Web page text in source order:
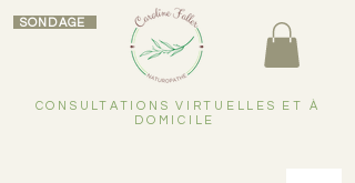
CONSULTATIONS VIRTUELLES ET À
DOMICILE
SONDAGE